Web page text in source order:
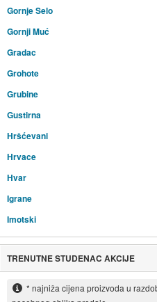
Gornje Selo
Gornji Muć
Gradac
Grohote
Grubine
Gustirna
Hršćevani
Hrvace
Hvar
Igrane
Imotski
TRENUTNE STUDENAC AKCIJE
* najniža cijena proizvoda u